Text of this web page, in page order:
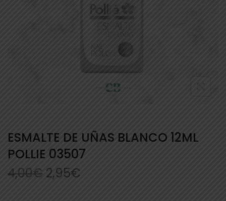
ESMALTE DE UÑAS BLANCO 12ML
POLLIE 03507
4,00€ 2,95€